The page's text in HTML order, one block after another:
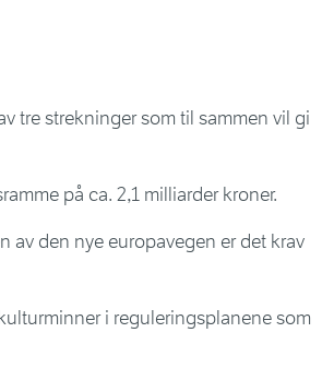
tre strekninger som til sammen vil gi
på ca. 2,1 milliarder kroner.
av den nye europavegen er det krav
i reguleringsplanene som